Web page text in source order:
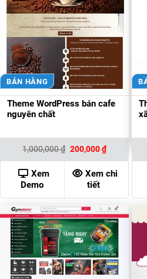
BÁN HÀNG
Theme WordPress bán cafe
nguyên chất
1,000,000₫ Giá
là:
1,000,000 ₫.
200,000₫Giá
hiện
tại
là:
200,000 ₫.
Xem
Demo
Xem chi
tiết